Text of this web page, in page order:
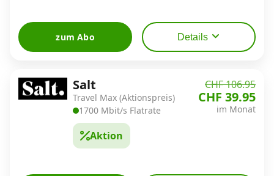
zum Abo Details
Salt
Travel Max (Aktionspreis)
1700 Mbit/s Flatrate
Aktion
CHF 106.95
CHF 39.95
im Monat